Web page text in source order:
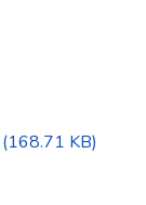
(168.71 KB)